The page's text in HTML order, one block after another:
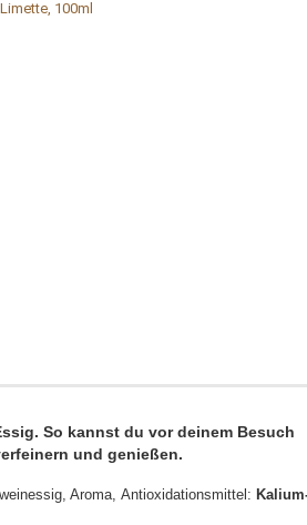
So kannst du vor deinem Besuch
und genießen.
Aroma, Antioxidationsmittel: